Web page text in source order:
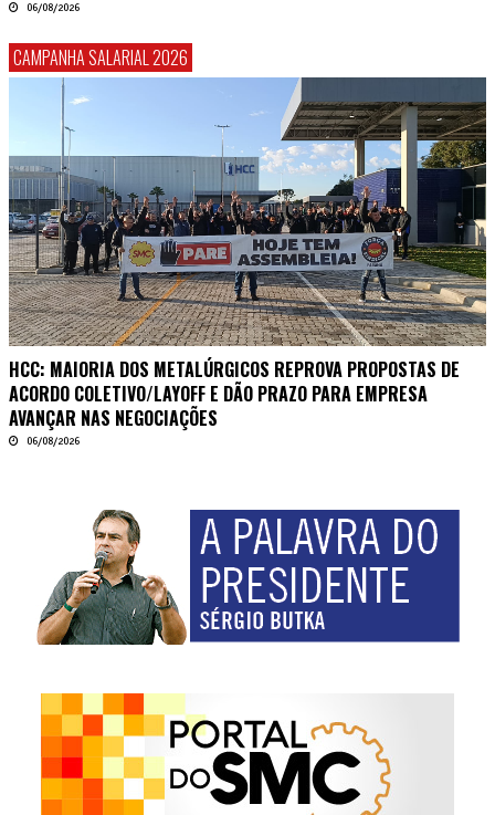
06/08/2026
CAMPANHA SALARIAL 2026
HCC: MAIORIA DOS METALÚRGICOS REPROVA PROPOSTAS DE
ACORDO COLETIVO/LAYOFF E DÃO PRAZO PARA EMPRESA
AVANÇAR NAS NEGOCIAÇÕES
06/08/2026